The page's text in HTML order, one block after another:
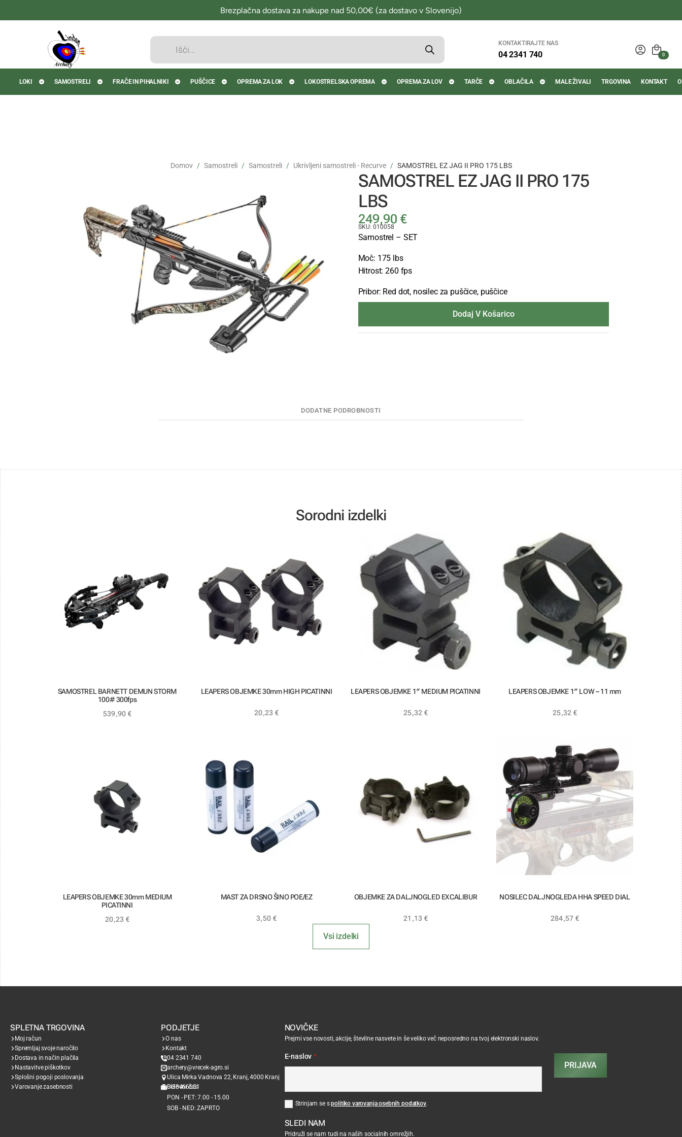
Brezplačna dostava za nakupe nad 50,00€ (za dostavo v Slovenijo)
Products
KONTAKTIRAJTE NAS
04 2341 740 0
LOKI SAMOSTRELI FRAČE IN PIHALNIKI PUŠČICE OPREMA ZA LOK LOKOSTRELSKA OPREMA OPREMA ZA LOV TARČE OBLAČILA MALE ŽIVALI TRGOVINA KONTAKT
Domov Samostreli Samostreli Ukrivljeni samostreli - Recurve SAMOSTREL EZ JAG II PRO 175 LBS
SAMOSTREL EZ JAG II PRO 175
LBS
249,90 €
SKU: 010058
Samostrel – SET
Moč: 175 lbs
Hitrost: 260 fps
Pribor: Red dot, nosilec za puščice, puščice
Dodaj V Košarico
DODATNE PODROBNOSTI
Sorodni izdelki
SAMOSTREL BARNETT DEMUN STORM
100# 300fps
539,90 €
LEAPERS OBJEMKE 30mm HIGH PICATINNI
20,23 €
LEAPERS OBJEMKE 1″ MEDIUM PICATINNI
25,32 €
LEAPERS OBJEMKE 1″ LOW – 11 mm
25,32 €
LEAPERS OBJEMKE 30mm MEDIUM
PICATINNI
20,23 €
MAST ZA DRSNO ŠINO POE/EZ
3,50 €
OBJEMKE ZA DALJNOGLED EXCALIBUR
21,13 €
NOSILEC DALJNOGLEDA HHA SPEED DIAL
284,57 €
Vsi izdelki
SPLETNA TRGOVINA
Moj račun
Spremljaj svoje naročilo
Dostava in način plačila
Nastavitve piškotkov
Splošni pogoji poslovanja
Varovanje zasebnosti
PODJETJE
O nas
Kontakt
04 2341 740
archery@vrecek-agro.si
Ulica Mirka Vadnova 22, Kranj, 4000 Kranj
SI38466651
Delovni čas
PON - PET: 7.00 - 15.00
SOB - NED: ZAPRTO
NOVIČKE
Prejmi vse novosti, akcije, številne nasvete in še veliko več neposredno na tvoj elektronski naslov.
E-naslov *
Strinjam se spolitiko varovanja osebnih podatkov.
PRIJAVA
SLEDI NAM
Pridruži se nam tudi na naših socialnih omrežjih.